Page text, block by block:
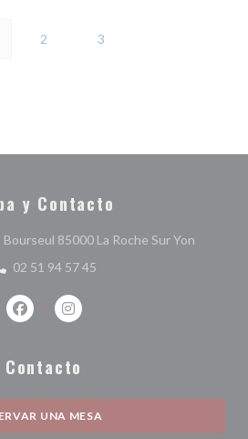
2 3
y Contacto
85000 La Roche Sur Yon((abre en
02 51 94 57 45
Facebook ((abre en una nueva
Instagram ((abre en una
Contacto
UNA MESA